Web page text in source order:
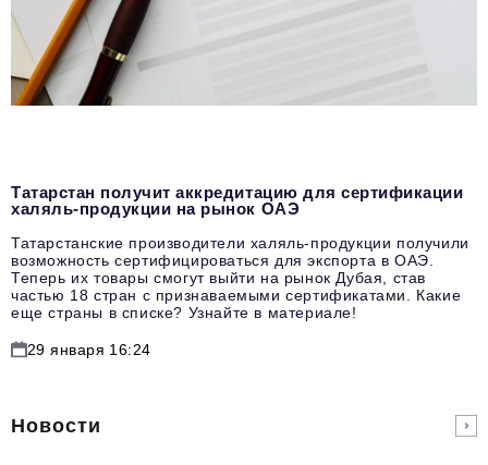
Татарстан получит аккредитацию для сертификации
халяль-продукции на рынок ОАЭ
Татарстанские производители халяль-продукции получили
возможность сертифицироваться для экспорта в ОАЭ.
Теперь их товары смогут выйти на рынок Дубая, став
частью 18 стран с признаваемыми сертификатами. Какие
еще страны в списке? Узнайте в материале!
29 января 16:24
Новости